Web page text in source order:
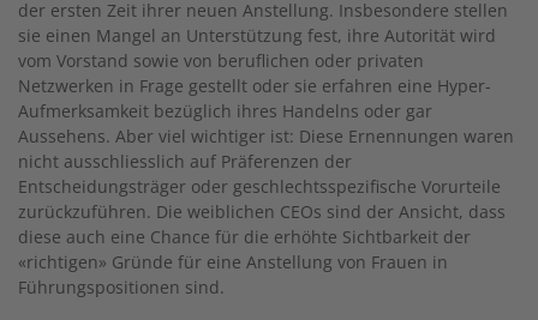
der ersten Zeit ihrer neuen Anstellung. Insbesondere stellen
sie einen Mangel an Unterstützung fest, ihre Autorität wird
vom Vorstand sowie von beruflichen oder privaten
Netzwerken in Frage gestellt oder sie erfahren eine Hyper-
Aufmerksamkeit bezüglich ihres Handelns oder gar
Aussehens. Aber viel wichtiger ist: Diese Ernennungen waren
nicht ausschliesslich auf Präferenzen der
Entscheidungsträger oder geschlechtsspezifische Vorurteile
zurückzuführen. Die weiblichen CEOs sind der Ansicht, dass
diese auch eine Chance für die erhöhte Sichtbarkeit der
«richtigen» Gründe für eine Anstellung von Frauen in
Führungspositionen sind.